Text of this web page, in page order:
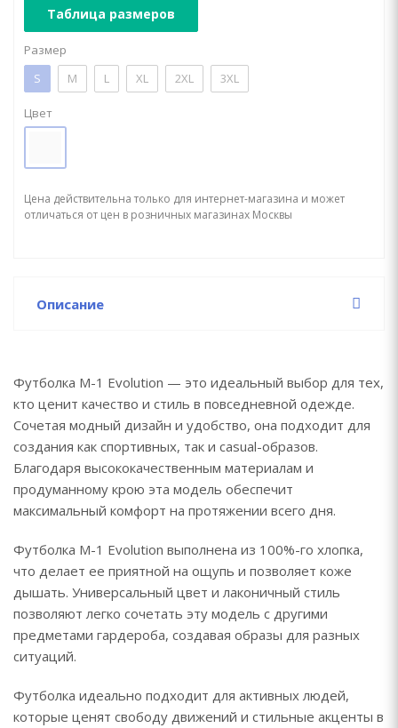
Таблица размеров
Размер
S
M L XL 2XL 3XL
Цвет
Цена действительна только для интернет-магазина и может
отличаться от цен в розничных магазинах Москвы
Описание
Футболка М-1 Evolution — это идеальный выбор для тех,
кто ценит качество и стиль в повседневной одежде.
Сочетая модный дизайн и удобство, она подходит для
создания как спортивных, так и casual-образов.
Благодаря высококачественным материалам и
продуманному крою эта модель обеспечит
максимальный комфорт на протяжении всего дня.
Футболка М-1 Evolution выполнена из 100%-го хлопка,
что делает ее приятной на ощупь и позволяет коже
дышать. Универсальный цвет и лаконичный стиль
позволяют легко сочетать эту модель с другими
предметами гардероба, создавая образы для разных
ситуаций.
Футболка идеально подходит для активных людей,
которые ценят свободу движений и стильные акценты в